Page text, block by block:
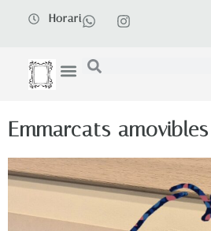
Horari
Emmarcats amovibles